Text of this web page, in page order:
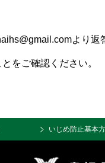
より返
をご確認ください。
いじめ防止基本